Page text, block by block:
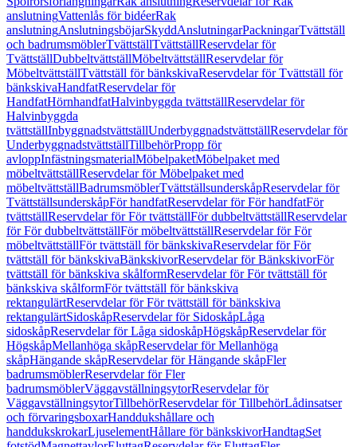
anslutningVattenlås för bidéerRak
anslutningAnslutningsböjarSkyddAnslutningarPackningarTvättställ
och badrumsmöblerTvättställTvättställReservdelar för
TvättställDubbeltvättställMöbeltvättställReservdelar för
MöbeltvättställTvättställ för bänkskivaReservdelar för Tvättställ för
bänkskivaHandfatReservdelar för
HandfatHörnhandfatHalvinbyggda tvättställReservdelar för
Halvinbyggda
tvättställInbyggnadstvättställUnderbyggnadstvättställReservdelar för
UnderbyggnadstvättställTillbehörPropp för
avloppInfästningsmaterialMöbelpaketMöbelpaket med
möbeltvättställReservdelar för Möbelpaket med
möbeltvättställBadrumsmöblerTvättställsunderskåpReservdelar för
TvättställsunderskåpFör handfatReservdelar för För handfatFör
tvättställReservdelar för För tvättställFör dubbeltvättställReservdelar
för För dubbeltvättställFör möbeltvättställReservdelar för För
möbeltvättställFör tvättställ för bänkskivaReservdelar för För
tvättställ för bänkskivaBänkskivorReservdelar för BänkskivorFör
tvättställ för bänkskiva skålformReservdelar för För tvättställ för
bänkskiva skålformFör tvättställ för bänkskiva
rektangulärtReservdelar för För tvättställ för bänkskiva
rektangulärtSidoskåpReservdelar för SidoskåpLåga
sidoskåpReservdelar för Låga sidoskåpHögskåpReservdelar för
HögskåpMellanhöga skåpReservdelar för Mellanhöga
skåpHängande skåpReservdelar för Hängande skåpFler
badrumsmöblerReservdelar för Fler
badrumsmöblerVäggavställningsytorReservdelar för
VäggavställningsytorTillbehörReservdelar för TillbehörLådinsatser
och förvaringsboxarHanddukshållare och
handdukskrokarLjuselementHållare för bänkskivorHandtagSet